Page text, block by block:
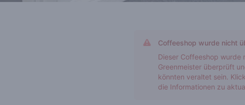
Coffeeshop wurde nicht
Dieser Coffeeshop wurde
Greenmeister überprüft
könnten veraltet sein.
die Informationen zu